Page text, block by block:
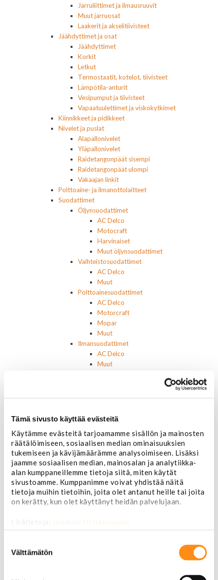
Tämä sivusto käyttää evästeitä
Käytämme evästeitä tarjoamamme sisällön ja mainosten
räätälöimiseen, sosiaalisen median ominaisuuksien
tukemiseen ja kävijämäärämme analysoimiseen. Lisäksi
jaamme sosiaalisen median, mainosalan ja analytiikka-
alan kumppaneillemme tietoja siitä, miten käytät
sivustoamme. Kumppanimme voivat yhdistää näitä
tietoja muihin tietoihin, joita olet antanut heille tai joita
on kerätty, kun olet käyttänyt heidän palvelujaan.
Lisätietoja: jarimaki.fi/tietosuoja
valinta
Välttämätön
Jarruliittimet ja ilmausruuvit
Muut jarruosat
Laakerit ja akselitiivisteet
Jäähdyttimet ja osat
Jäähdyttimet
Korkit
Letkut
Termostaatit, kotelot, tiivisteet
Lämpötila-anturit
Vesipumput ja tiivisteet
Vapaatuulettimet ja viskokytkimet
Kiinnikkeet ja pidikkeet
Nivelet ja puslat
Alapallonivelet
Yläpallonivelet
Raidetangonpäät sisempi
Raidetangonpäät ulompi
Vakaajan linkit
Polttoaine- ja ilmanottolaitteet
Suodattimet
Öljynsuodattimet
AC Delco
Motocraft
Harvinaiset
Muut öljynsuodattimet
Vaihteistosuodattimet
AC Delco
Muut
Polttoainesuodattimet
AC Delco
Motorcraft
Mopar
Muut
Ilmansuodattimet
AC Delco
Muut
Jarrunesteet
Liimat ja massat
Muut nesteet
Maalit
Kirjallisuus
Korjausoppaat
Omistajan käsikirjat
Muu autokirjallisuus
Korinosat